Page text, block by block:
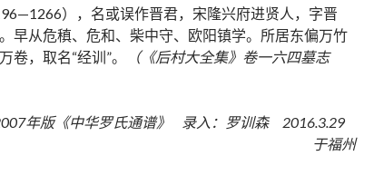
），名或误作晋君，宋隆兴府进贤人，字晋
早从危稹、危和、柴中守、欧阳镇学。所居东偏万竹
卷，取名“经训”。
（《后村大全集》卷一六四墓志
年版《中华罗氏通谱》 录入：罗训森 2016.3.29
于福州